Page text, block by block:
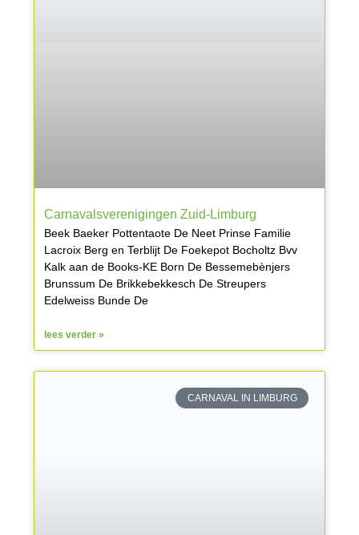
Carnavalsverenigingen Zuid-Limburg
Beek Baeker Pottentaote De Neet Prinse Familie
Lacroix Berg en Terblijt De Foekepot Bocholtz Bvv
Kalk aan de Books-KE Born De Bessemebènjers
Brunssum De Brikkebekkesch De Streupers
Edelweiss Bunde De
lees verder »
CARNAVAL IN LIMBURG